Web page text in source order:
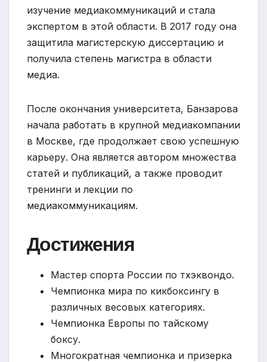
изучение медиакоммуникаций и стала
экспертом в этой области. В 2017 году она
защитила магистерскую диссертацию и
получила степень магистра в области
медиа.
После окончания университета, Банзарова
начала работать в крупной медиакомпании
в Москве, где продолжает свою успешную
карьеру. Она является автором множества
статей и публикаций, а также проводит
тренинги и лекции по
медиакоммуникациям.
Достижения
Мастер спорта России по тхэквондо.
Чемпионка мира по кикбоксингу в
различных весовых категориях.
Чемпионка Европы по тайскому
боксу.
Многократная чемпионка и призерка